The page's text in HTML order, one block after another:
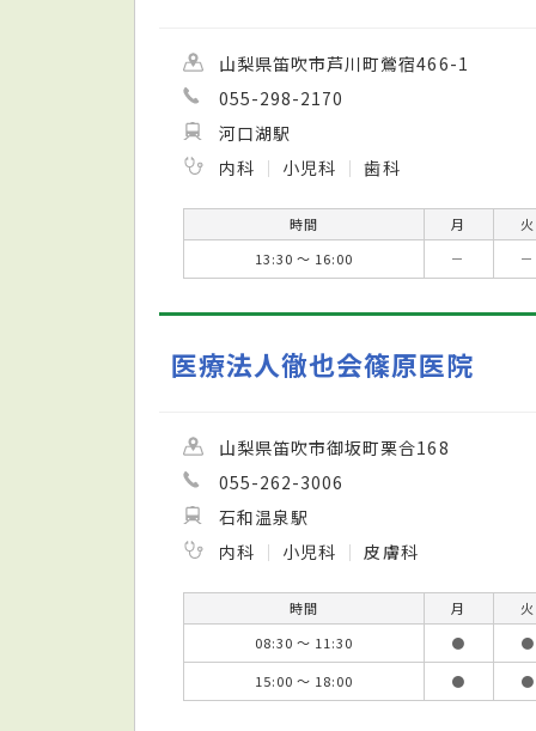
山梨県笛吹市芦川町鶯宿466-1
055-298-2170
河口湖駅
内科
小児科 歯科
時間 月 火
13:30 ～ 16:00
－ －
医療法人徹也会篠原医院
山梨県笛吹市御坂町栗合168
055-262-3006
石和温泉駅
内科
小児科 皮膚科
時間 月 火
08:30 ～ 11:30
● ●
15:00 ～ 18:00
● ●